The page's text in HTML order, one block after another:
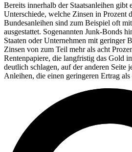
Bereits innerhalb der Staatsanleihen gibt
Unterschiede, welche Zinsen in Prozent
Bundesanleihen sind zum Beispiel oft
ausgestattet. Sogenannten Junk-Bonds
Staaten oder Unternehmen mit geringer
Zinsen von zum Teil mehr als acht
Rentenpapiere, die langfristig das Gold
deutlich schlagen, auf der anderen Seite
Anleihen, die einen geringeren Ertrag